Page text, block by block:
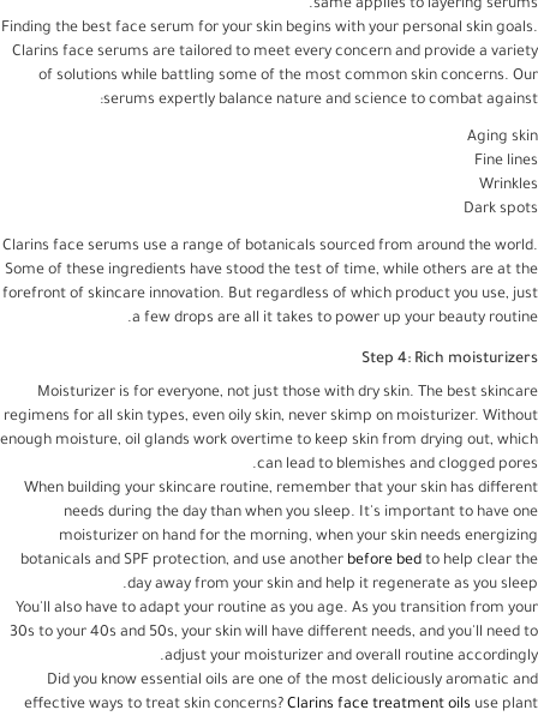
same applies to layering serums.
Finding the best face serum for your skin begins with your personal skin goals.
Clarins face serums are tailored to meet every concern and provide a variety
of solutions while battling some of the most common skin concerns. Our
serums expertly balance nature and science to combat against:
Aging skin
Fine lines
Wrinkles
Dark spots
Clarins face serums use a range of botanicals sourced from around the world.
Some of these ingredients have stood the test of time, while others are at the
forefront of skincare innovation. But regardless of which product you use, just
a few drops are all it takes to power up your beauty routine.
Step 4: Rich moisturizers
Moisturizer is for everyone, not just those with dry skin. The best skincare
regimens for all skin types, even oily skin, never skimp on moisturizer. Without
enough moisture, oil glands work overtime to keep skin from drying out, which
can lead to blemishes and clogged pores.
When building your skincare routine, remember that your skin has different
needs during the day than when you sleep. It's important to have one
moisturizer on hand for the morning, when your skin needs energizing
botanicals and SPF protection, and use another before bed to help clear the
day away from your skin and help it regenerate as you sleep.
You'll also have to adapt your routine as you age. As you transition from your
30s to your 40s and 50s, your skin will have different needs, and you'll need to
adjust your moisturizer and overall routine accordingly.
Did you know essential oils are one of the most deliciously aromatic and
effective ways to treat skin concerns? Clarins face treatment oils use plant